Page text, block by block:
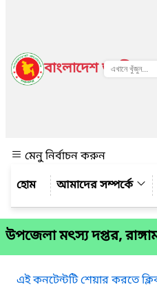
বাংলাদেশ জাতীয়
মেনু নির্বাচন করুন
আমাদের সম্পর্কে
উপজেলা মৎস্য দপ্তর,
এই কনটেন্টটি শেয়ার করতে